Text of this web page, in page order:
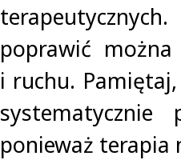
poprawić
i ruchu.
ponieważ terapia